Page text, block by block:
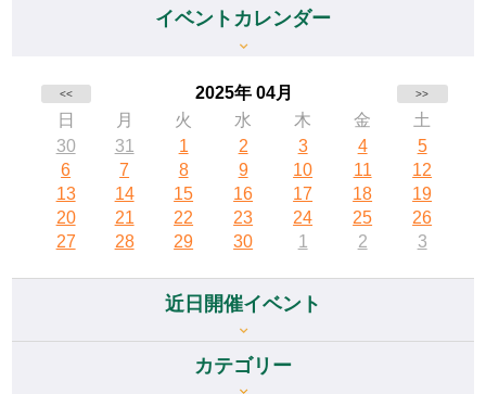
イベントカレンダー
<< 2025年 04月 >>
日 月 火 水 木 金
土
30
31 1 2 3 4
5
6
7 8 9 10 11
12
13
14 15 16 17 18
19
20
21 22 23 24 25
26
27
28 29 30 1 2 3
近日開催イベント
カテゴリー